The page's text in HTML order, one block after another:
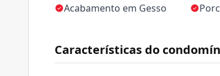
Acabamento em Gesso
Características do